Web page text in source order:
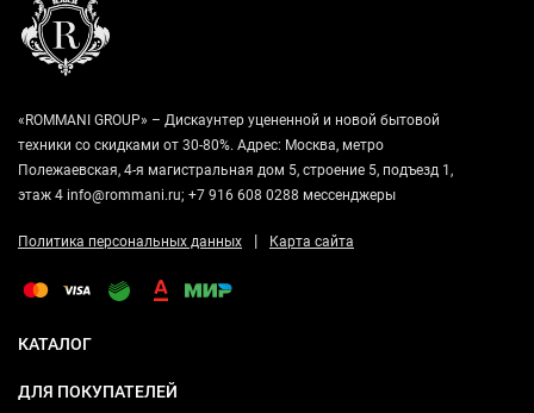
«ROMMANI GROUP» – Дискаунтер уцененной и новой бытовой
техники со скидками от 30-80%. Адрес: Москва, метро
Полежаевская, 4-я магистральная дом 5, строение 5, подъезд 1,
этаж 4 info@rommani.ru; +7 916 608 0288 мессенджеры
Политика персональных данных | Карта сайта
КАТАЛОГ
ДЛЯ ПОКУПАТЕЛЕЙ